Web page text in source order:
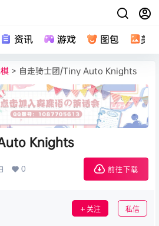
资讯 游戏 图包 美
> 自走骑士团/Tiny Auto Knights
Knights
0 前往下载
关注 私信